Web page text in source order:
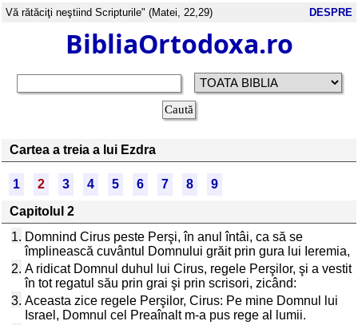
Vă rătăciţi neştiind Scripturile" (Matei, 22,29) DESPRE
BibliaOrtodoxa.ro
Cartea a treia a lui Ezdra
1 2 3 4 5 6 7 8
9
Capitolul 2
1. Domnind Cirus peste Perşi, în anul întâi, ca să se
împlinească cuvântul Domnului grăit prin gura lui Ieremia,
2. A ridicat Domnul duhul lui Cirus, regele Perşilor, şi a vestit
în tot regatul său prin grai şi prin scrisori, zicând:
3. Aceasta zice regele Perşilor, Cirus: Pe mine Domnul lui
Israel, Domnul cel Preaînalt m-a pus rege al lumii.